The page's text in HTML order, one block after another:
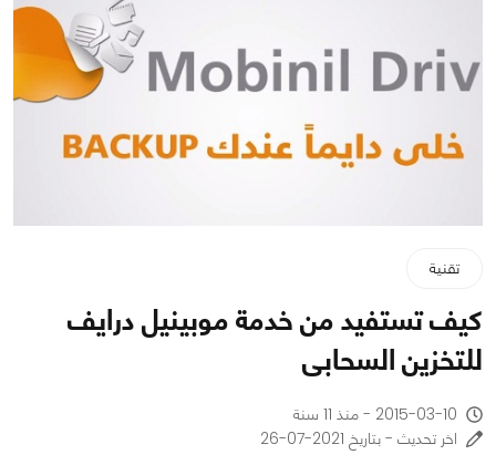
تقنية
كيف تستفيد من خدمة موبينيل درايف
للتخزين السحابى
2015-03-10 - منذ 11 سنة
اخر تحديث - بتاريخ 2021-07-26